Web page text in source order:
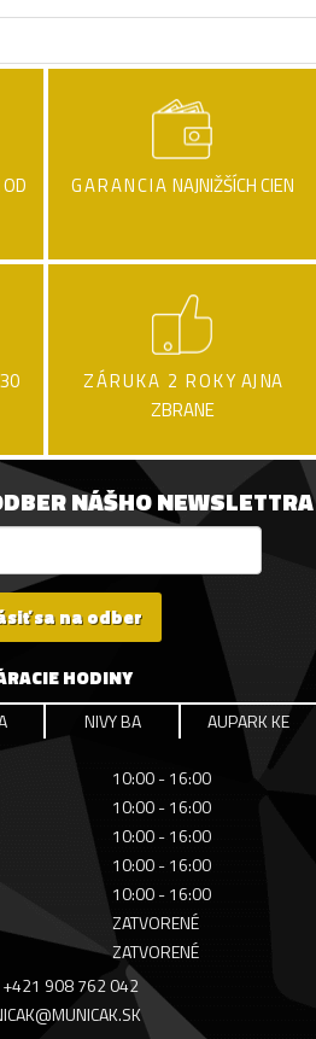
GARANCIA NAJNIŽŠÍCH CIEN
ZÁRUKA 2 ROKY AJ NA
ZBRANE
NÁŠHO NEWSLETTRA
sa na odber
HODINY
NIVY BA AUPARK KE
10:00 - 16:00
10:00 - 16:00
10:00 - 16:00
10:00 - 16:00
10:00 - 16:00
ZATVORENÉ
ZATVORENÉ
+421 908 762 042